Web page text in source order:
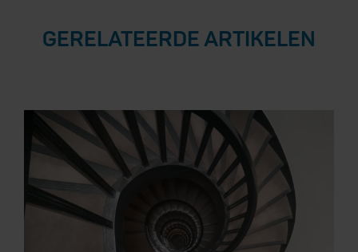
GERELATEERDE ARTIKELEN